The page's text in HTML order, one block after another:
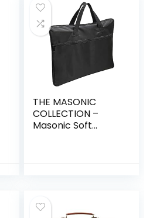
THE MASONIC
COLLECTION –
Masonic Soft